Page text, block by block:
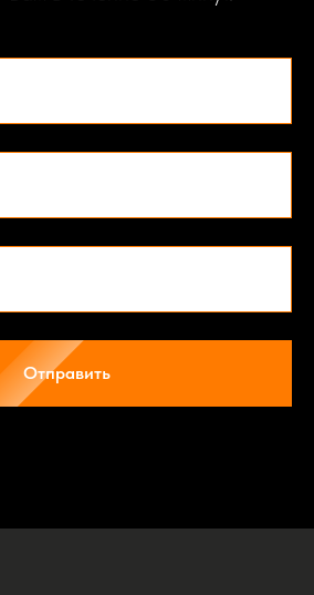
Отправить